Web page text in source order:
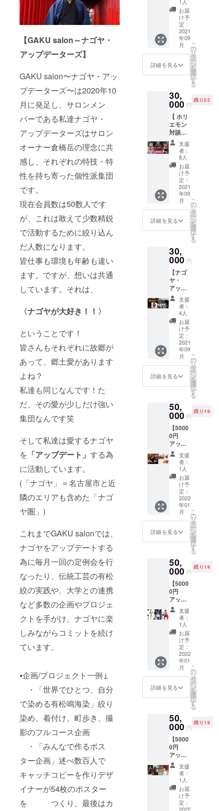
【GAKU salon～ナゴヤ・
アップデーターズ】
GAKU salon〜ナゴヤ・アッ
プデーターズ〜は2020年10
月に発足し、サロンメン
バーである私達ナゴヤ・
アップデーターズはサロン
オーナー倉橋岳の理念に共
感し、それぞれの特技・特
性を持ち寄った個性派集団
です。
現在会員数は50数人です
が、これは敢えて少数精鋭
で活動するために絞り込ん
だ人数になります。
皆仕事も環境も年齢も違い
ます。ですが、想いは共通
しています。それは、
〈ナゴヤが大好き！！〉
ということです！
皆さんもそれぞれに故郷が
あって、郷土愛があります
よね？
私達も同じなんです！た
だ、その愛が少しだけ強い
集団なんです笑
そして私達は愛するナゴヤ
を 「アップデート」 する為
に活動しています。
(「ナゴヤ」＝名古屋市と近
隣のエリアも含めた「ナゴ
ヤ圏」)
これまでGAKU salonでは、
ナゴヤをアップデートする
為に毎月一回の定例会を行
なったり、伝統工芸の有松
絞の実践や、大学との連携
など多数の企画やプロジェ
クトを手がけ、ナゴヤに楽
しみながらコミットを続け
ています。
▪︎企画/プロジェクト一例↓
・「世界でひとつ、自分
で染める有松鳴海染」絞り
染め、着付け、町歩き、撮
影のフルコース企画
・「みんなで作るポス
ター企画」述べ数百人で
キャッチコピーを作りデザ
イナーが54枚のポスター
を つくり、最後はカ
アップ
デー
ターズ
の代表
倉橋岳
と現場
の相棒
の企画
となっ
ている
ナルラ
ベル付
きの商
品で
す。
【特典
⑤】
GAKU
Salon公
式写真
集 倉橋
岳とナ
ゴヤ・
アップ
がわか
る公式
写真集
になり
ます。
他では
みられ
ない、
貴重な
写真も
たくさ
んあり
ます。
を体験
を通し
て楽し
みた
い！盛
り上げ
たい！
方をお
待ちし
す。 ●
リター
ンに附
属する
もの ・
イベン
トTシャ
ツ(フ
リーサ
イズ) ●
業務内
容 ・当
日の準
備（テ
ント設
営等）
・ブー
スサ
ポート
ニュメ
ント製
作サ
ポート
・ク
リーン
アップ
イベン
ト参加
優先権
参加の
方法は
メール
にて詳
細をお
送り致
しま
す。 ご
参加頂
かった
場合で
も、返
金は致
しかね
ますの
でご了
承くだ
さい。
会場ま
での交
通費、
イベン
ト参加
時の食
事など
は各自
でご負
す。 ※
Ｔシャ
ツはイ
ベント
会場の
受付に
て
CAMPF
IRE支援
完了
メール
とIDを
ご提示
いただ
き、引
き換え
となり
参加頂
けない
後日郵
送いた
しま
す。
なたが
人力車
をひい
てみま
せん
か？ 名
店街・
円頓寺
も降ら
ない車
も通ら
ない
アー
ケード
街。 俥
夫の衣
装貸出
し、プ
ロカメ
ラマン
の撮影
付き。
1組俥夫
客2名。
レンタ
2,000円
や着付
け3,000
円を希
望の方
は別料
金。 ※
成人式
や結婚
式の後
撮りな
どにオ
ススメ
です。
(22年内
先着5
組) 有
効期
限
1月迄
【特典
③】金
虎酒造
を蔵元
自ら案
内＋秘
蔵の日
本酒試
飲 名古
屋市の
酒蔵・
金虎酒
造。創
業１８
４５年
の歴史
ある酒
蔵で
本一本
を丁寧
に仕込
んでお
り、近
年は全
国新酒
鑑評会5
年連続
金賞、
愛知県
知事
賞、ワ
イング
ラスで
おいし
い日本
酒ア
賞な
ど、特
に吟醸
造りに
定評。
製造場
を含む
酒蔵の
中を、7
代目蔵
元の水
野善文
サイズ
はS、
M、L、
XLにな
りま
す。 ※
商品は
などで
お送り
https://
nakam
urasho
p.thesh
op.jp/
【特典
②】糸
掛け曼
荼羅
ワーク
ショッ
プ（ラ
ンチ付
き） 好
選び、
釘の数
糸をか
ける糸
かけ曼
荼羅。
単純な
ワーク
を通し
て集
中・達
成感を
得られ
る”動く
瞑想”で
す。 愛
知県で
定で
す。 日
いては
応相
談。 有
効期
限
2022年
1月迄 ※
いずれ
のリ
ターン
も現地
までの
交通費
は自己
負担に
なりま
す。
クラウ
ドファ
ング終
了後詳
細は
メール
にてお
伝え致
しま
す。
での交
通費は
自己負
典②】
レンタ
ルしっ
しー 23
歳の旅
社
LIT（LIf
e Is
Time）
代表取
締役社
長しっ
しーこ
と「宍
戸晃
己」を1
日レン
タル出
来る権
利。 有
限
2022年
俗に反
する内
容はお
断りさ
せてい
ただき
ます
名古屋
限定
【特典
③】オ
ラン
ダ・ア
ムステ
living2
泊 オラ
テルダ
ム市内
にある
co-
living（
シェア
ハウス
のよう
なも
の）に2
泊出来
る権
利。 有
効期
限
3月迄 ※
現地ま
通費は
自己負
担にな
りま
す。
【特典
④】
フェン
シング
体験 U-
20/U-17
フェン
シング
男女フ
ルーレ
日本代
表コー
チで、
選手と
高校時
には全
国大会
優勝
し、
ワール
ドカッ
プ出場
も果た
した冨
田弘樹
がフェ
ンシン
バッジ
(「大ナ
ゴヤ
人」デ
ザイン)
※さら
に上位
クラス
人」
30,000
ゴヤ
神」
300,000
円がご
ざいま
す。 物
品は当
日、イ
ベント
会場内
の受付
にてお
渡しと
なりま
CAMPF
援完了
メール
と、支
援時の
ユー
ザーID
を受付
にて提
示して
くださ
い。 イ
ベント
にお越
し頂け
なかっ
は、後
日配送
号に応
じて缶
バッジ
の大き
さやデ
ザイ
ン・名
前掲載
の場所
や大き
さが異
なりま
す。
ス】 こ
ちらは
【GAK
U Salon
公式
10,000
円コー
ス】に
ある
タ」に
懇親会
参加権
が付い
たもの
です。
イベン
トにス
タッフ
として
参加で
きる権
利で
す。 内
側から
本気で
このイ
て楽し
みた
り上げ
たい！
という
方をお
待ちし
ていま
す。 ●
リター
ンに附
属する
もの ・
イベン
トTシャ
ツ(フ
容 ・当
日の準
備（テ
ント設
営等）
・ブー
スサ
ポート
・モ
ニュメ
ント製
作サ
ポート
・ク
リーン
イベン
ト参加
方法は
メール
にて詳
細をお
送り致
しま
す。 ご
参加頂
けな
かった
場合で
も、返
金は致
しかね
承くだ
さい。
通費、
イベン
ト参加
時の食
事など
は各自
でご負
担とな
りま
す。 懇
親会会
場・参
1人
お届
け予
定：
2021
年09
月
詳細を見る
こ
の
リ
タ
ー
ン
を
選
択
す
る
30,
000 円
残り22
【 ホリ
エモン
対談
トーク
「VIP
席」←
メイン
チケッ
ト】 9
月19日
(日)17:0
18:00開
催の
「堀江
貴文×倉
ペシャ
ル対談
～ナゴ
ヤの
アップ
デート
の仕方
～」
を、VIP
席(限定
30席)で
ご覧い
ただけ
る権利
です。
一般外
部向け
公言し
ている
氏。こ
れが最
後の
チャン
スとな
る可能
性もあ
りま
す。見
逃し厳
禁のプ
レミア
ムチ
ケット
塔３F
THE
TOWER
LOUNG
E
CASHI
ME（カ
シメ）
支援者
には参
加方法
の詳細
をメー
ルにて
お送り
ます。
支援
者：
8人
お届
け予
定：
2021
年09
月
詳細を見る
こ
の
リ
タ
ー
ン
を
選
択
す
る
30,
000 円
【ナゴ
ヤ・
アップ
デート
祭「超
ナゴヤ
人」
コー
ス】 ・
HP/会場
に名前
が出る
権
（「超
ナゴヤ
ア） ※
備考欄
に掲載
するお
名前を
入力し
てくだ
さい ・
特製缶
バッジ
(「超ナ
ゴヤ
人」デ
ザイン)
物品は
当日、
イベン
お渡し
となり
CAMPF
IREの支
援完了
メール
と、支
援時の
ユー
ザーID
を受付
にて提
示して
くださ
い。 イ
ベント
た方に
は、後
日配送
致しま
す。 称
号に応
じて缶
バッジ
の大き
さやデ
ザイ
ン・名
支援
者：
4人
お届
け予
定：
2021
年09
月
詳細を見る
こ
の
リ
タ
ー
ン
を
選
択
す
る
50,
000 円
残り19
【5000
0円
アップ
デー
ターズ
特選
「グル
メ」
コー
ス】 ※
下記5つ
からご
希望の
特典を1
つお選
【特典
①】岳
と一緒
に最高
のナゴ
ヤ料理
を食べ
る権
2008年
のコン
テスト
優勝を
キッカ
ケに、
食のプ
ロ
デュー
岳。ナ
ゴヤの
以上を
手が
け、地
元も美
食を知
る彼
が、自
身の手
料理を
支援
者：
1人
お届
け予
定：
2022
年01
月
詳細を見る
こ
の
リ
タ
ー
ン
を
選
択
す
る
50,
000 円
残り19
【5000
0円
アップ
デー
ターズ
特選
「伝
統・
アー
ト」
コー
ス】 ※
下記3つ
からご
希望の
特典を1
びくだ
さい。
【特典
①】黒
紋付き
染着物
礼服で
ある黒
紋付染
で日本
の伝統
「着
支援
者：
1人
お届
け予
定：
2022
年01
月
詳細を見る
こ
の
リ
タ
ー
ン
を
選
択
す
る
50,
000 円
残り19
【5000
0円
アップ
デー
ターズ
特選
「ユ
ニー
ク」
支援
者：
1人
お届
け予
定：
2022